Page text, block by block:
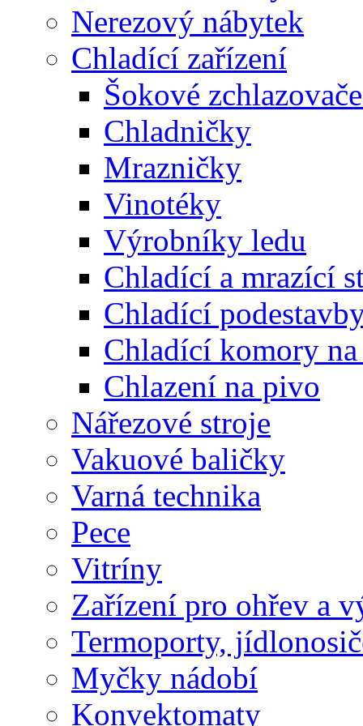
Nerezový nábytek
Chladící zařízení
Šokové
Chladničky
Mrazničky
Vinotéky
Výrobníky ledu
Chladící a mrazící
Chladící
Chladící komory
Chlazení na pivo
Nářezové stroje
Vakuové baličky
Varná technika
Pece
Vitríny
Zařízení pro ohřev a
Termoporty,
Myčky nádobí
Konvektomaty